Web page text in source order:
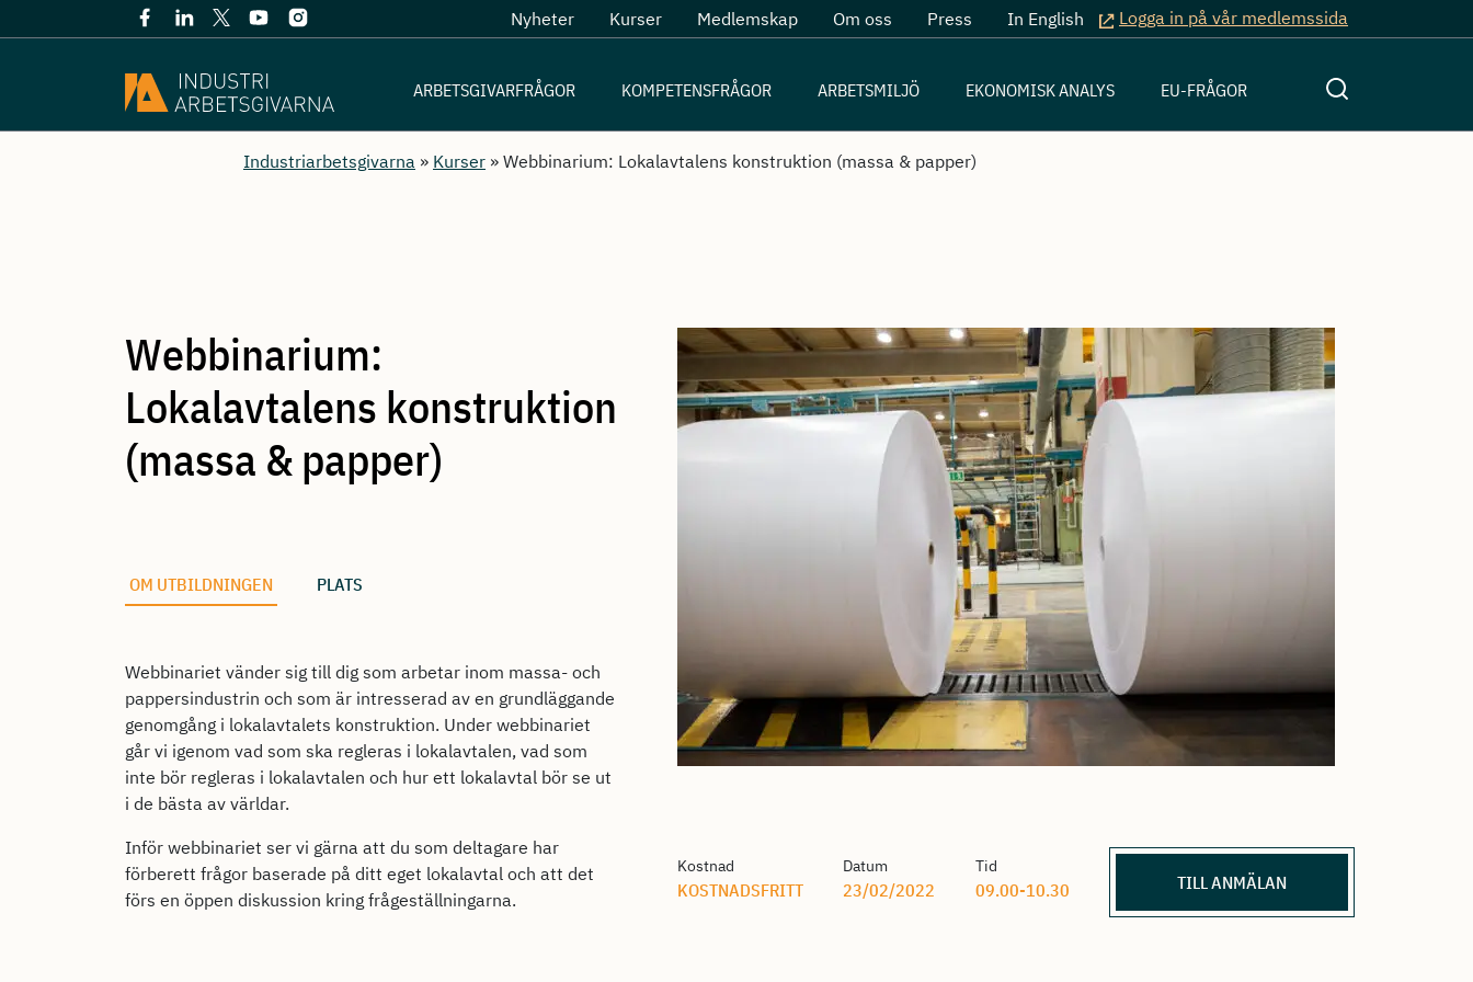
Nyheter Kurser Medlemskap Om oss Press In English Logga in på vår medlemssida
ARBETSGIVARFRÅGOR KOMPETENSFRÅGOR ARBETSMILJÖ EKONOMISK ANALYS EU-FRÅGOR
Industriarbetsgivarna » Kurser » Webbinarium: Lokalavtalens konstruktion (massa & papper)
Webbinarium:
Lokalavtalens konstruktion
(massa & papper)
OM UTBILDNINGEN PLATS
Webbinariet vänder sig till dig som arbetar inom massa- och
pappersindustrin och som är intresserad av en grundläggande
genomgång i lokalavtalets konstruktion. Under webbinariet
går vi igenom vad som ska regleras i lokalavtalen, vad som
inte bör regleras i lokalavtalen och hur ett lokalavtal bör se ut
i de bästa av världar.
Inför webbinariet ser vi gärna att du som deltagare har
förberett frågor baserade på ditt eget lokalavtal och att det
förs en öppen diskussion kring frågeställningarna.
Kostnad
KOSTNADSFRITT
Datum
23/02/2022
Tid
09.00-10.30 TILL ANMÄLAN